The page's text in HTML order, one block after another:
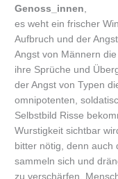
Genoss_innen,
es weht ein frischer
Aufbruch und der
Angst von Männern
ihre Sprüche und
der Angst von Typen
omnipotenten,
Selbstbild Risse
Wurstigkeit sichtbar
bitter nötig, denn auch
sammeln sich und
zu verschärfen,